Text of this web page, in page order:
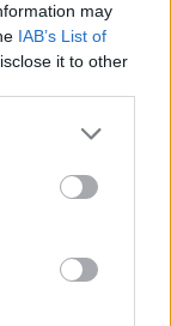
may
IAB’s List of
it to other
kylmempiä
vuoden
-8
päivänä 23
lämmintä